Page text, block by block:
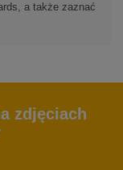
a także zaznać
zdjęciach